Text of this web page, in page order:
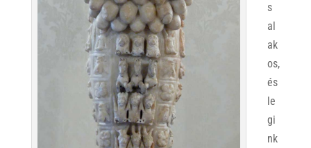
s
al
ak
os,
és
le
gi
nk